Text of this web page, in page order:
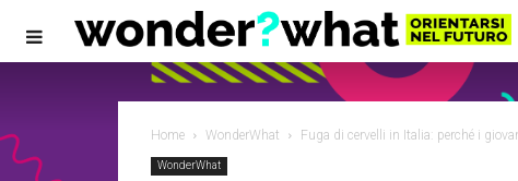
Home WonderWhat Fuga di cervelli in Italia: perché i
WonderWhat